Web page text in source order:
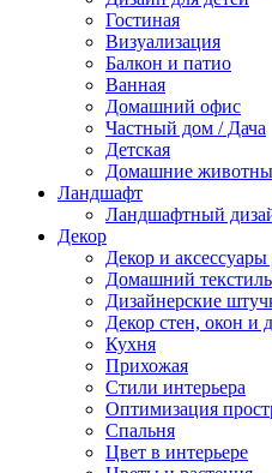
Гостиная
Визуализация
Балкон и патио
Ванная
Домашний офис
Частный дом / Дача
Детская
Домашние
Ландшафт
Ландшафтный
Декор
Декор и аксессуары
Домашний текстиль
Дизайнерские
Декор стен, окон и
Кухня
Прихожая
Стили интерьера
Оптимизация
Спальня
Цвет в интерьере